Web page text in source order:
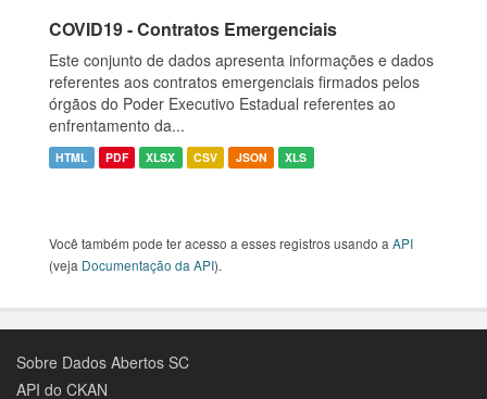
COVID19 - Contratos Emergenciais
Este conjunto de dados apresenta informações e dados
referentes aos contratos emergenciais firmados pelos
órgãos do Poder Executivo Estadual referentes ao
enfrentamento da...
HTML PDF XLSX CSV JSON XLS
Você também pode ter acesso a esses registros usando a API
(veja Documentação da API).
Sobre Dados Abertos SC
API do CKAN